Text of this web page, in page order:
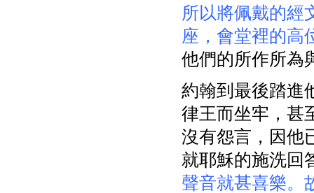
所以將佩戴的經
座，會堂裡的高
他們的所作所為
約翰到最後踏進
律王而坐牢，甚
沒有怨言，因他
就耶穌的施洗回
聲音就甚喜樂。